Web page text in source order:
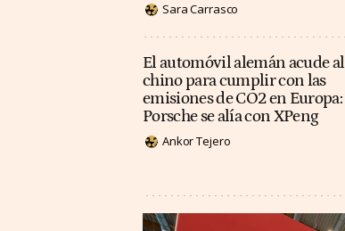
Sara Carrasco
El automóvil alemán acude al
chino para cumplir con las
emisiones de CO2 en Europa:
Porsche se alía con XPeng
Ankor Tejero